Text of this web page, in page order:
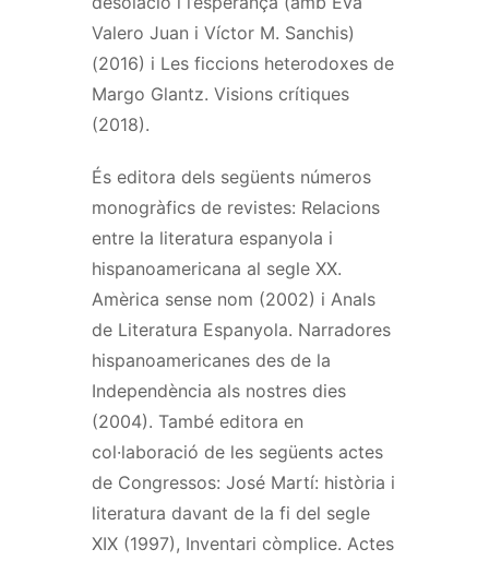
Valero Juan i Víctor M. Sanchis)
(2016) i Les ficcions heterodoxes de
Margo Glantz. Visions crítiques
(2018).
És editora dels següents números
monogràfics de revistes: Relacions
entre la literatura espanyola i
hispanoamericana al segle XX.
Amèrica sense nom (2002) i Anals
de Literatura Espanyola. Narradores
hispanoamericanes des de la
Independència als nostres dies
(2004). També editora en
col·laboració de les següents actes
de Congressos: José Martí: història i
literatura davant de la fi del segle
XIX (1997), Inventari còmplice. Actes